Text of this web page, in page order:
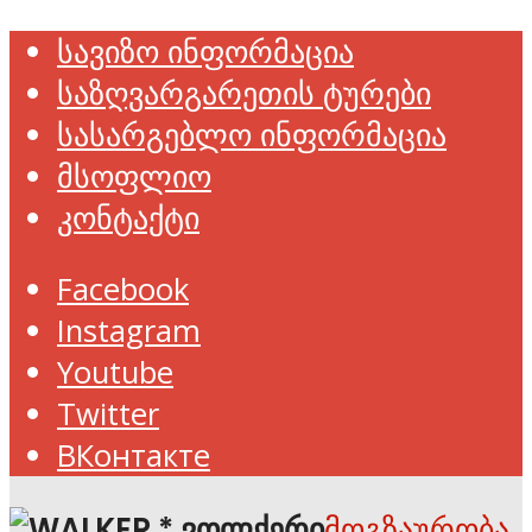
სავიზო ინფორმაცია
საზღვარგარეთის ტურები
სასარგებლო ინფორმაცია
მსოფლიო
კონტაქტი
Facebook
Instagram
Youtube
Twitter
ВКонтакте